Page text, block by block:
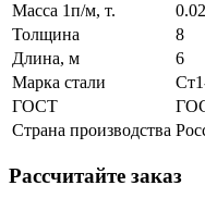
Масса 1п/м, т.
Толщина
8
Длина, м
6
Марка стали
ГОСТ
Страна производства
Рассчитайте заказ